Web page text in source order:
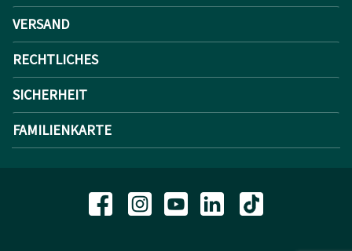
VERSAND
RECHTLICHES
SICHERHEIT
FAMILIENKARTE